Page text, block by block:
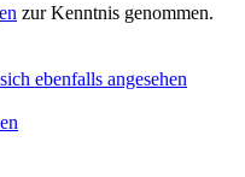
zur Kenntnis genommen.
ebenfalls angesehen